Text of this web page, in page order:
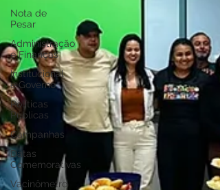
Nota de
Pesar
Administração
e Finanças
Institucional
e Governo
Políticas
Públicas
Campanhas
Datas
Comemorativas
Vacinômetro